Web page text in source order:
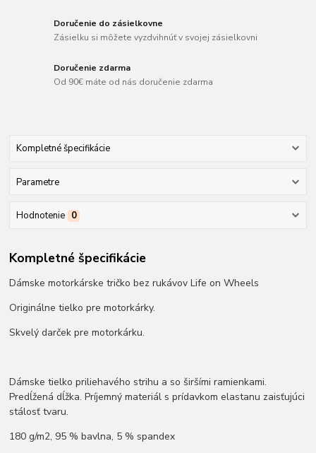
Doručenie do zásielkovne
Zásielku si môžete vyzdvihnúť v svojej zásielkovni
Doručenie zdarma
Od 90€ máte od nás doručenie zdarma
Kompletné špecifikácie
Parametre
Hodnotenie 0
Kompletné špecifikácie
Dámske motorkárske tričko bez rukávov Life on Wheels
Originálne tielko pre motorkárky.
Skvelý darček pre motorkárku.
Dámske tielko priliehavého strihu a so širšími ramienkami.
Predĺžená dĺžka. Príjemný materiál s prídavkom elastanu zaisťujúci
stálosť tvaru.
180 g/m2, 95 % bavlna, 5 % spandex